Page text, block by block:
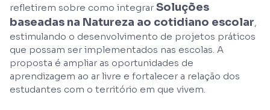
refletirem sobre como integrar Soluções
baseadas na Natureza ao cotidiano escolar,
estimulando o desenvolvimento de projetos práticos
que possam ser implementados nas escolas. A
proposta é ampliar as oportunidades de
aprendizagem ao ar livre e fortalecer a relação dos
estudantes com o território em que vivem.